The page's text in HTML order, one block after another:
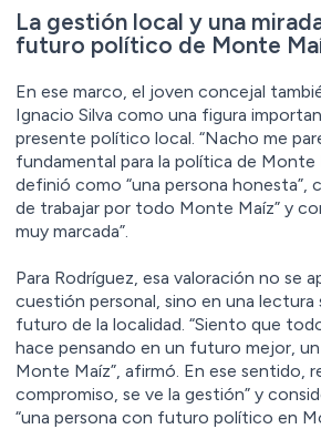
La gestión local y una
futuro político de Monte
En ese marco, el joven concejal
Ignacio Silva como una figura
presente político local. “Nacho me
fundamental para la política de Monte
definió como “una persona honesta”,
de trabajar por todo Monte Maíz” y
muy marcada”.
Para Rodríguez, esa valoración no se
cuestión personal, sino en una lectura
futuro de la localidad. “Siento que
hace pensando en un futuro mejor,
Monte Maíz”, afirmó. En ese sentido,
compromiso, se ve la gestión” y
“una persona con futuro político en